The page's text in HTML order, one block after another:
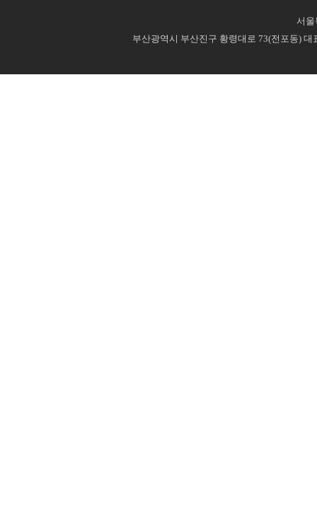
서울
부산광역시 부산진구 황령대로 73(전포동) 대